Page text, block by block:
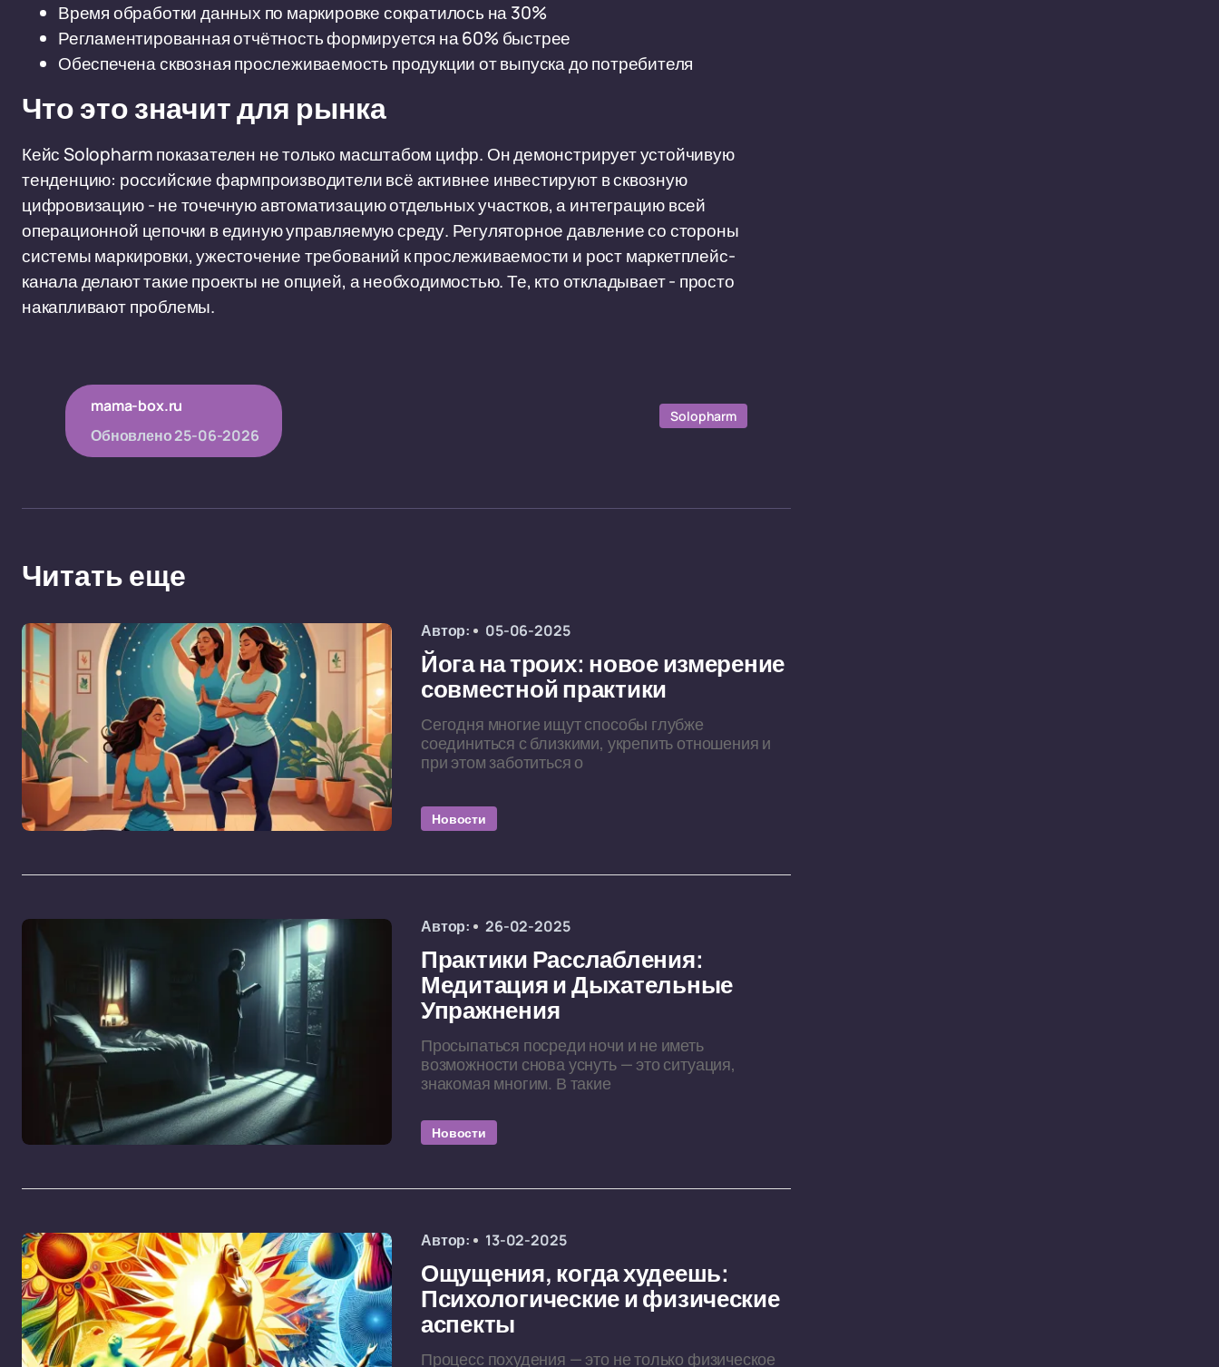
Время обработки данных по маркировке сократилось на 30%
Регламентированная отчётность формируется на 60% быстрее
Обеспечена сквозная прослеживаемость продукции от выпуска до потребителя
Что это значит для рынка
Кейс Solopharm показателен не только масштабом цифр. Он демонстрирует устойчивую
тенденцию: российские фармпроизводители всё активнее инвестируют в сквозную
цифровизацию - не точечную автоматизацию отдельных участков, а интеграцию всей
операционной цепочки в единую управляемую среду. Регуляторное давление со стороны
системы маркировки, ужесточение требований к прослеживаемости и рост маркетплейс-
канала делают такие проекты не опцией, а необходимостью. Те, кто откладывает - просто
накапливают проблемы.
mama-box.ru
Обновлено25-06-2026
Solopharm
Читать еще
Автор: 05-06-2025
Йога на троих: новое измерение
совместной практики
Сегодня многие ищут способы глубже
соединиться с близкими, укрепить отношения и
при этом заботиться о
Новости
Автор: 26-02-2025
Практики Расслабления:
Медитация и Дыхательные
Упражнения
Просыпаться посреди ночи и не иметь
возможности снова уснуть — это ситуация,
знакомая многим. В такие
Новости
Автор: 13-02-2025
Ощущения, когда худеешь:
Психологические и физические
аспекты
Процесс похудения — это не только физическое